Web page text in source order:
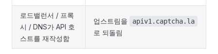
로드밸런서 / 프록
시 / DNS가 API 호
스트를 재작성함
업스트림을 apiv1.captcha.la
로 되돌림